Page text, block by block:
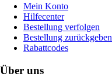
Mein Konto
Hilfecenter
Bestellung verfolgen
Bestellung zurückgeben
Rabattcodes
Über uns